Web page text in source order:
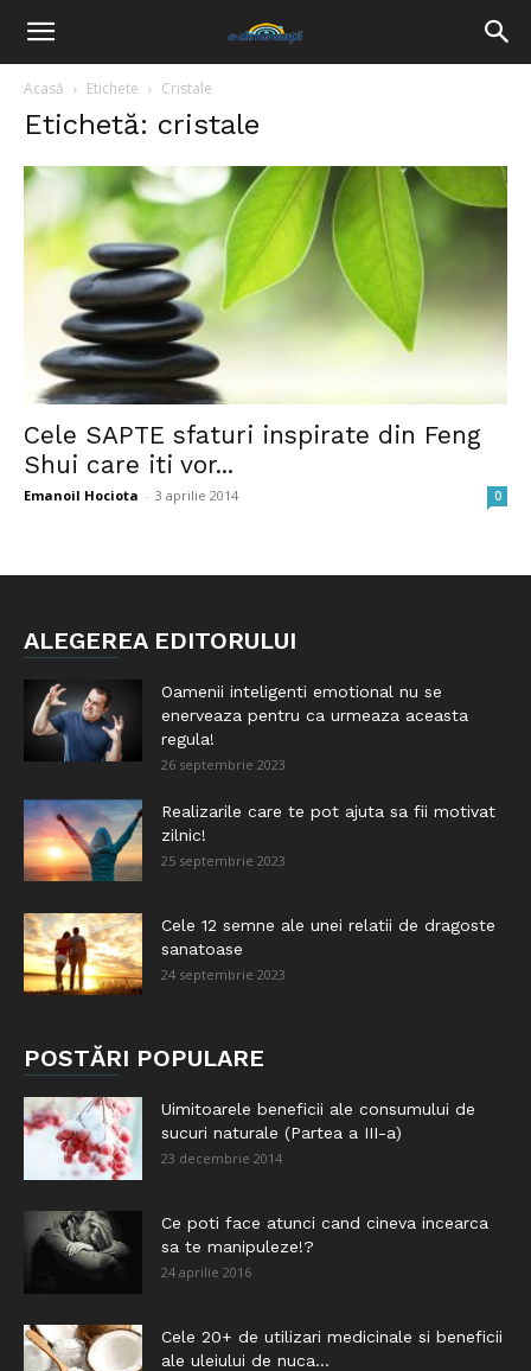
Acasă Etichete Cristale
Etichetă: cristale
Cele SAPTE sfaturi inspirate din Feng
Shui care iti vor...
Emanoil Hociota - 3 aprilie 2014 0
ALEGEREA EDITORULUI
Oamenii inteligenti emotional nu se
enerveaza pentru ca urmeaza aceasta
regula!
26 septembrie 2023
Realizarile care te pot ajuta sa fii motivat
zilnic!
25 septembrie 2023
Cele 12 semne ale unei relatii de dragoste
sanatoase
24 septembrie 2023
POSTĂRI POPULARE
Uimitoarele beneficii ale consumului de
sucuri naturale (Partea a III-a)
23 decembrie 2014
Ce poti face atunci cand cineva incearca
sa te manipuleze!?
24 aprilie 2016
Cele 20+ de utilizari medicinale si beneficii
ale uleiului de nuca...